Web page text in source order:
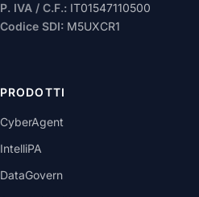
P. IVA / C.F.: IT01547110500
Codice SDI: M5UXCR1
PRODOTTI
CyberAgent
IntelliPA
DataGovern